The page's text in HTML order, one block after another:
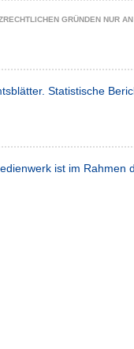
GRÜNDEN NUR
Statistische
ist im Rahmen